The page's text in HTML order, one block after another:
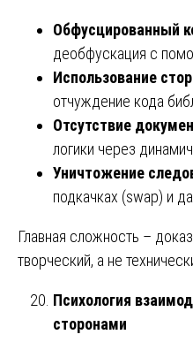
Обфусцированный
деобфускация с
Использование
отчуждение кода
Отсутствие
логики через
Уничтожение
подкачках (swap) и
Главная сложность –
творческий, а не
Психология
сторонами